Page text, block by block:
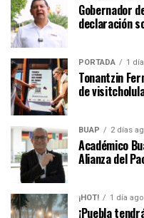
Gobernador
declaración
PORTADA 1
Tonantzin
de
BUAP 2 días
Académico
Alianza del
¡HOT! 1 día ago
¡Puebla